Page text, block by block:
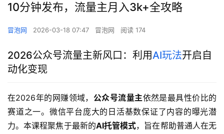
10分钟发布，流量主月入3k+全攻略
冒泡网 2026-03-18 07:47 冒泡网 阅读 174
2026公众号流量主新风口：利用AI玩法开启自
动化变现
在2026年的网赚领域， 公众号流量主依然是最具性价比的
赛道之一。微信平台庞大的日活基数保证了内容的曝光潜
力。本课程聚焦于最新的AI托管模式，旨在帮助普通人在无